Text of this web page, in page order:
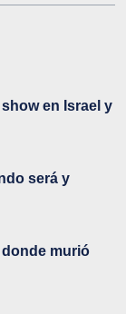
en Israel y
será y
murió